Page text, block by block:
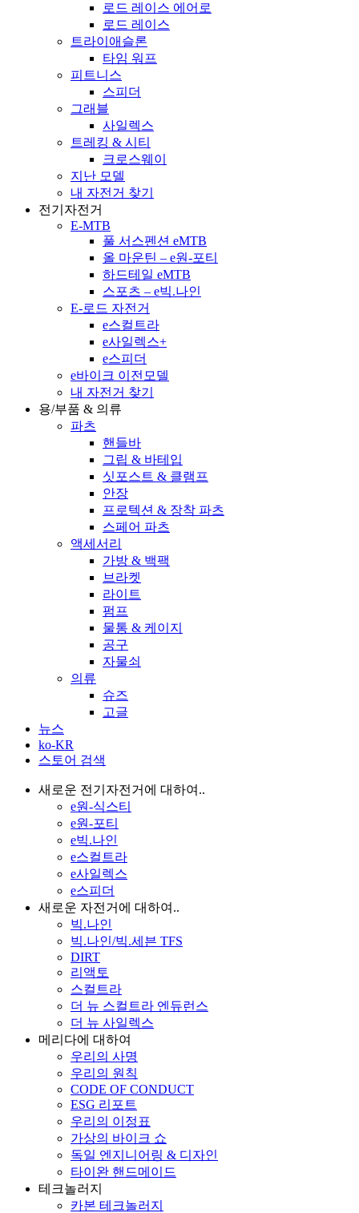
로드 레이스 에어로
로드 레이스
트라이애슬론
타임 워프
피트니스
스피더
그래블
사일렉스
트레킹 & 시티
크로스웨이
지난 모델
내 자전거 찾기
전기자전거
E-MTB
풀 서스펜션 eMTB
올 마운틴 – e원-포티
하드테일 eMTB
스포츠 – e빅.나인
E-로드 자전거
e스컬트라
e사일렉스+
e스피더
e바이크 이전모델
내 자전거 찾기
용/부품 & 의류
파츠
핸들바
그립 & 바테입
싯포스트 & 클램프
안장
프로텍션 & 장착 파츠
스페어 파츠
액세서리
가방 & 백팩
브라켓
라이트
펌프
물통 & 케이지
공구
자물쇠
의류
슈즈
고글
뉴스
ko-KR
스토어 검색
새로운 전기자전거에 대하여..
e원-식스티
e원-포티
e빅.나인
e스컬트라
e사일렉스
e스피더
새로운 자전거에 대하여..
빅.나인
빅.나인/빅.세븐 TFS
DIRT
리액토
스컬트라
더 뉴 스컬트라 엔듀런스
더 뉴 사일렉스
메리다에 대하여
우리의 사명
우리의 원칙
CODE OF CONDUCT
ESG 리포트
우리의 이정표
가상의 바이크 쇼
독일 엔지니어링 & 디자인
타이완 핸드메이드
테크놀러지
카본 테크놀러지